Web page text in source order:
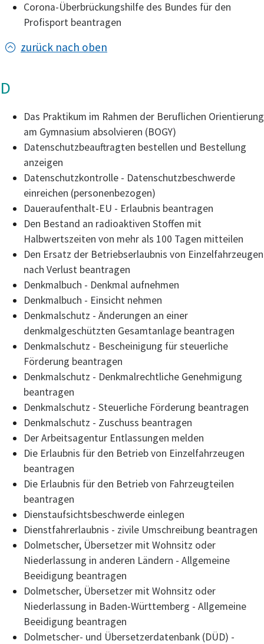
Corona-Überbrückungshilfe des Bundes für den
Profisport beantragen
zurück nach oben
D
Das Praktikum im Rahmen der Beruflichen Orientierung
am Gymnasium absolvieren (BOGY)
Datenschutzbeauftragten bestellen und Bestellung
anzeigen
Datenschutzkontrolle - Datenschutzbeschwerde
einreichen (personenbezogen)
Daueraufenthalt-EU - Erlaubnis beantragen
Den Bestand an radioaktiven Stoffen mit
Halbwertszeiten von mehr als 100 Tagen mitteilen
Den Ersatz der Betriebserlaubnis von Einzelfahrzeugen
nach Verlust beantragen
Denkmalbuch - Denkmal aufnehmen
Denkmalbuch - Einsicht nehmen
Denkmalschutz - Änderungen an einer
denkmalgeschützten Gesamtanlage beantragen
Denkmalschutz - Bescheinigung für steuerliche
Förderung beantragen
Denkmalschutz - Denkmalrechtliche Genehmigung
beantragen
Denkmalschutz - Steuerliche Förderung beantragen
Denkmalschutz - Zuschuss beantragen
Der Arbeitsagentur Entlassungen melden
Die Erlaubnis für den Betrieb von Einzelfahrzeugen
beantragen
Die Erlaubnis für den Betrieb von Fahrzeugteilen
beantragen
Dienstaufsichtsbeschwerde einlegen
Dienstfahrerlaubnis - zivile Umschreibung beantragen
Dolmetscher, Übersetzer mit Wohnsitz oder
Niederlassung in anderen Ländern - Allgemeine
Beeidigung beantragen
Dolmetscher, Übersetzer mit Wohnsitz oder
Niederlassung in Baden-Württemberg - Allgemeine
Beeidigung beantragen
Dolmetscher- und Übersetzerdatenbank (DÜD) -